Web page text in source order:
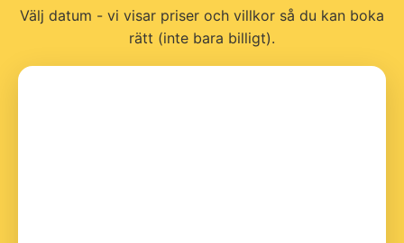
Välj datum - vi visar priser och villkor så du kan boka
rätt (inte bara billigt).